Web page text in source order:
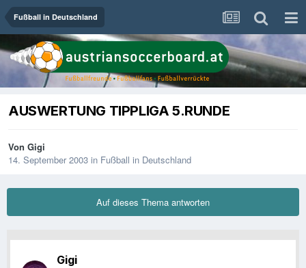
Fußball in Deutschland
AUSWERTUNG TIPPLIGA 5.RUNDE
Von Gigi
14. September 2003 in Fußball in Deutschland
Auf dieses Thema antworten
Gigi